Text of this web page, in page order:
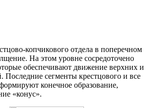
копчикового отдела в поперечном
На этом уровне сосредоточено
обеспечивают движение верхних и
Последние сегменты крестцового и все
конечное образование,
«конус».